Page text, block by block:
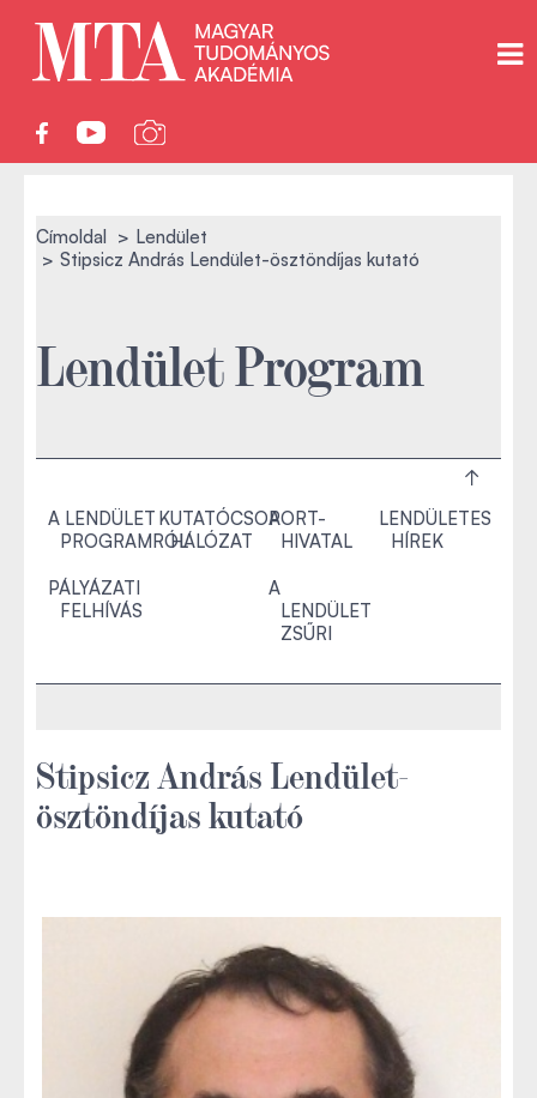
Címoldal
Lendület
Stipsicz András Lendület-ösztöndíjas kutató
Lendület Program
A LENDÜLET
PROGRAMRÓL
PÁLYÁZATI
FELHÍVÁS
KUTATÓCSOPORT-
HÁLÓZAT
A
HIVATAL
A
LENDÜLET
ZSŰRI
LENDÜLETES
HÍREK
Stipsicz András Lendület-
ösztöndíjas kutató